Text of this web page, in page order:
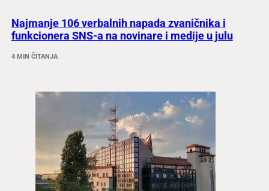
Najmanje 106 verbalnih napada zvaničnika i
funkcionera SNS-a na novinare i medije u julu
4 MIN ČITANJA